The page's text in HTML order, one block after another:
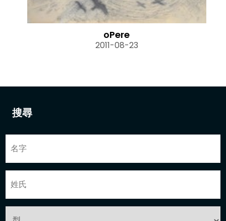
搜尋
oPere
2011-08-23